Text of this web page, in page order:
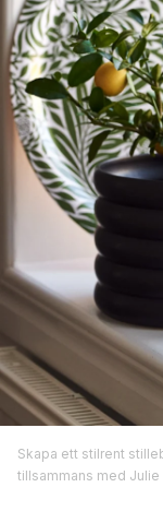
Skapa ett stilrent
tillsammans med Julie